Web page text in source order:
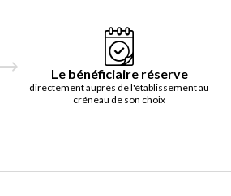
Le bénéficiaire réserve
directement auprès de l'établissement au
créneau de son choix